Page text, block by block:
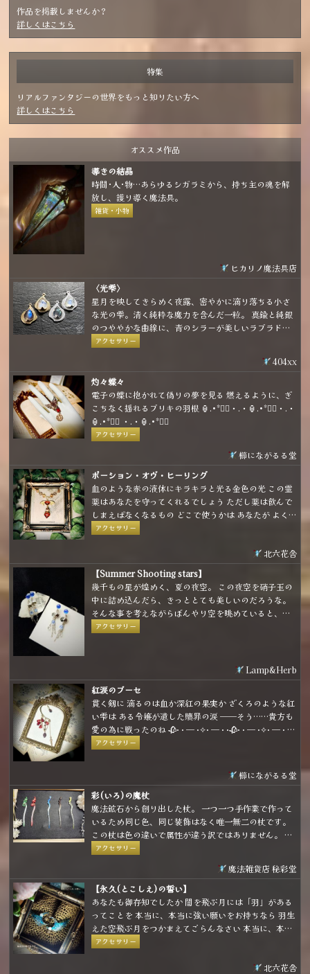
作品を掲載しませんか？
詳しくはこちら
特集
リアルファンタジーの世界をもっと知りたい方へ
詳しくはこちら
オススメ作品
導きの結晶
時間･人･物…あらゆるシガラミから、持ち主の魂を解
放し、護り導く魔法具。
雑貨・小物
ヒカリノ魔法具店
〈光雫〉
星月を映してきらめく夜露、密やかに滴り落ちる小さ
な光の雫。清く純粋な魔力を含んだ一粒。 真鍮と純銀
のつややかな曲線に、青のシラーが美しいラブラドラ
イトとレインボームーンストーンを合わせた小粒なア
ーチから選べて、お好きな形態で身に着けることがで
きます。
アクセサリー
404xx
灼々蝶々
電子の蝶に抱かれて偽りの夢を見る 燃えるように、ぎ
こちなく揺れるブリキの羽根 🏮.•*❤️‍🔥・.・🏮.•*❤️‍🔥・.・
🏮.•*❤️‍🔥 ・.・🏮.•*❤️‍🔥
アクセサリー
櫛にながるる堂
ポーション・オヴ・ヒーリング
血のような赤の液体にキラキラと光る金色の光 この霊
薬はあなたを守ってくれるでしょう ただし薬は飲んで
しまえばなくなるもの どこで使うかは あなたが よく
考えて…
アクセサリー
北六花舎
【Summer Shooting stars】
幾千もの星が煌めく、夏の夜空。 この夜空を硝子玉の
中に詰め込んだら、きっととても美しいのだろうな。
そんな事を考えながらぼんやり空を眺めていると、白
や青の星がひとつふたつ、きらりと輝いて流れて行っ
アクセサリー
Lamp&Herb
紅涙のブーセ
貫く剱に 滴るのは血か深紅の果実か ざくろのような紅
い雫は ある令嬢が遺した贖罪の涙 ──そう……貴方も
愛の為に戦ったのね 🥀· · ─ ·✧· ─ · ·🥀· · ─ ·✧· ─ · ·
🥀 柘榴モチーフのイヤーフックです ベースが柔らかい
アクセサリー
櫛にながるる堂
彩(いろ)の魔杖
魔法鉱石から創り出した杖。 一つ一つ手作業で作って
いるため同じ色、同じ装飾はなく唯一無二の杖です。
この杖は色の違いで属性が違う訳ではありません。 使
用者を惹き寄せ、幸せへ導くための色の違いです。
れる色って人によって違うよね」ということを言いた
かったです💦)
アクセサリー
魔法雑貨店 秘彩堂
【永久(とこしえ)の誓い】
あなたも御存知でしたか 闇を飛ぶ月には「羽」がある
ってことを 本当に、本当に強い願いをお持ちなら 羽生
えた空飛ぶ月をつかまえてごらんなさい 本当に、本当
に強い願いなら 月はその願いを叶えてくれるでしょう
アクセサリー
北六花舎